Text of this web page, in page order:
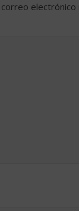
electrónico